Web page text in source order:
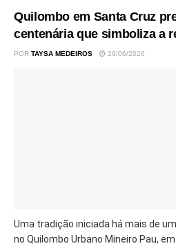
Quilombo em Santa Cruz
centenária que simboliza a
POR TAYSA MEDEIROS 29/06/2026
Uma tradição iniciada há mais de
no Quilombo Urbano Mineiro Pau,